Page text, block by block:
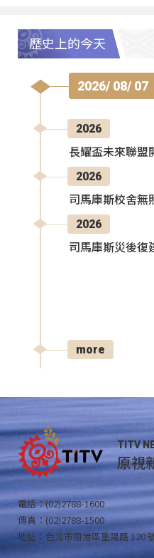
歷史上的今天
2026/ 08/ 07
2026
長耀盃未來聯盟
2026
司馬庫斯校舍無
2026
司馬庫斯災後復
more
TITV
原視
電話：(02)2788-1600
傳真：(02)2788-1500
地址：台北市南港區重陽路 120